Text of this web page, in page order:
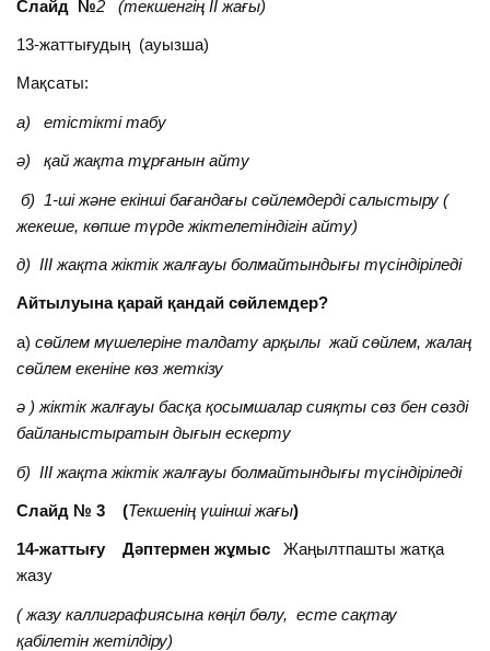
Слайд №2 (текшенгің ІІ жағы)
13-жаттығудың (ауызша)
Мақсаты:
а) етістікті табу
ә) қай жақта тұрғанын айту
б) 1-ші және екінші бағандағы сөйлемдерді салыстыру(
жекеше, көпше түрде жіктелетіндігін айту)
д) III жақта жіктік жалғауы болмайтындығы түсіндіріледі
Айтылуына қарай қандай сөйлемдер?
а)сөйлем мүшелеріне талдату арқылы жай сөйлем, жалаң
сөйлем екеніне көз жеткізу
ә ) жіктік жалғауы басқа қосымшалар сияқты сөз бен сөзді
байланыстыратын дығын ескерту
б) III жақта жіктік жалғауы болмайтындығы түсіндіріледі
Слайд № 3 (Текшенің үшінші жағы)
14-жаттығу Дәптермен жұмысЖаңылтпашты жатқа
жазу
(жазу каллиграфиясына көңіл бөлу, есте сақтау
қабілетін жетілдіру)